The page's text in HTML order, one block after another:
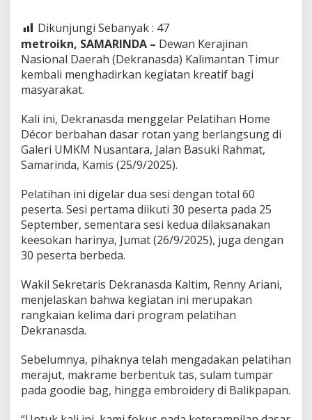
Dikunjungi Sebanyak : 47
metroikn, SAMARINDA – Dewan Kerajinan
Nasional Daerah (Dekranasda) Kalimantan Timur
kembali menghadirkan kegiatan kreatif bagi
masyarakat.
Kali ini, Dekranasda menggelar Pelatihan Home
Décor berbahan dasar rotan yang berlangsung di
Galeri UMKM Nusantara, Jalan Basuki Rahmat,
Samarinda, Kamis (25/9/2025).
Pelatihan ini digelar dua sesi dengan total 60
peserta. Sesi pertama diikuti 30 peserta pada 25
September, sementara sesi kedua dilaksanakan
keesokan harinya, Jumat (26/9/2025), juga dengan
30 peserta berbeda.
Wakil Sekretaris Dekranasda Kaltim, Renny Ariani,
menjelaskan bahwa kegiatan ini merupakan
rangkaian kelima dari program pelatihan
Dekranasda.
Sebelumnya, pihaknya telah mengadakan pelatihan
merajut, makrame berbentuk tas, sulam tumpar
pada goodie bag, hingga embroidery di Balikpapan.